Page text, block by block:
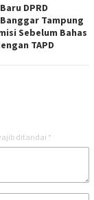
DPRD
Tampung
Sebelum Bahas
TAPD
ditandai *